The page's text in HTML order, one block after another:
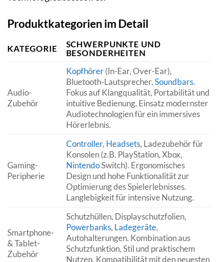
Produktkategorien im Detail
KATEGORIE
SCHWERPUNKTE UND
BESONDERHEITEN
Audio-
Zubehör
Kopfhörer(In-Ear, Over-Ear),
Bluetooth-Lautsprecher,Soundbars.
Fokus auf Klangqualität, Portabilität und
intuitive Bedienung. Einsatz modernster
Audiotechnologien für ein immersives
Hörerlebnis.
Gaming-
Peripherie
Controller, Headsets, Ladezubehör für
Konsolen (z.B. PlayStation, Xbox,
NintendoSwitch). Ergonomisches
Design und hohe Funktionalität zur
Optimierung des Spielerlebnisses.
Langlebigkeit für intensive Nutzung.
Smartphone-
& Tablet-
Zubehör
Schutzhüllen, Displayschutzfolien,
Powerbanks, Ladegeräte,
Autohalterungen. Kombination aus
Schutzfunktion, Stil und praktischem
Nutzen. Kompatibilität mit den neuesten